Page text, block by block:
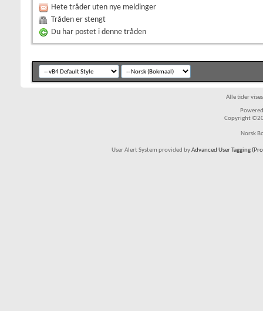
Hete tråder uten nye meldinger
Tråden er stengt
Du har postet i denne tråden
Alle tider
Copyright
Norsk
User Alert System provided byAdvanced User Tagging